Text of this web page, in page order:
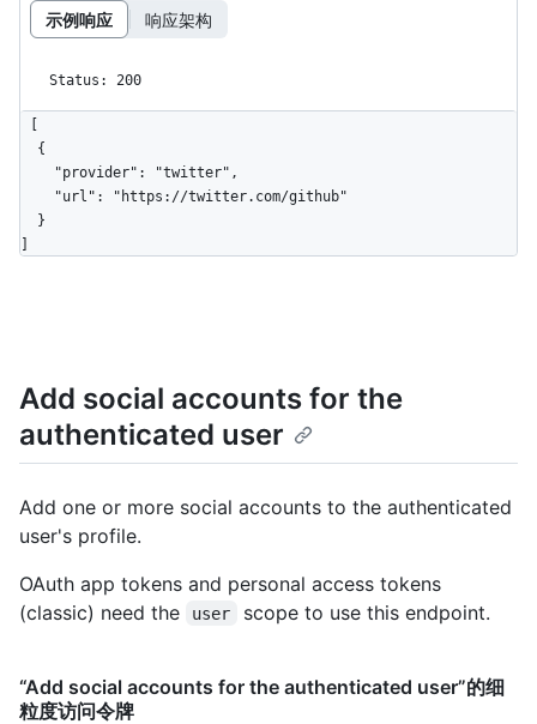
示例响应 响应架构
Status: 200
Add social accounts for the
authenticated user
Add one or more social accounts to the authenticated
user's profile.
OAuth app tokens and personal access tokens
(classic) need the
user scope to use this endpoint.
“Add social accounts for the authenticated user”的细
粒度访问令牌